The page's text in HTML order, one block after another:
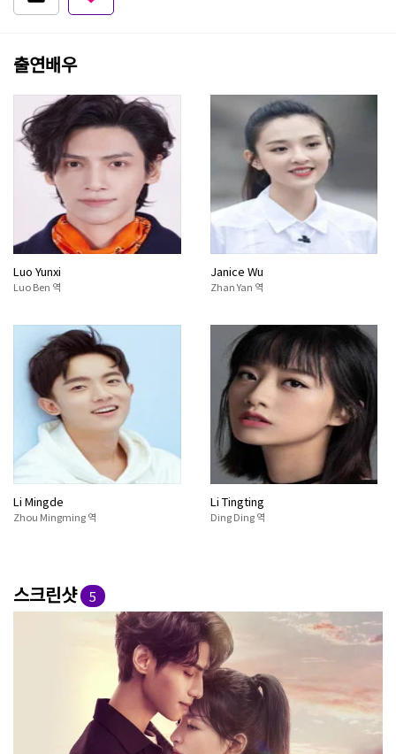
출연배우
Luo Yunxi
Luo Ben 역
Janice Wu
Zhan Yan 역
Li Mingde
Zhou Mingming 역
Li Tingting
Ding Ding 역
스크린샷 5